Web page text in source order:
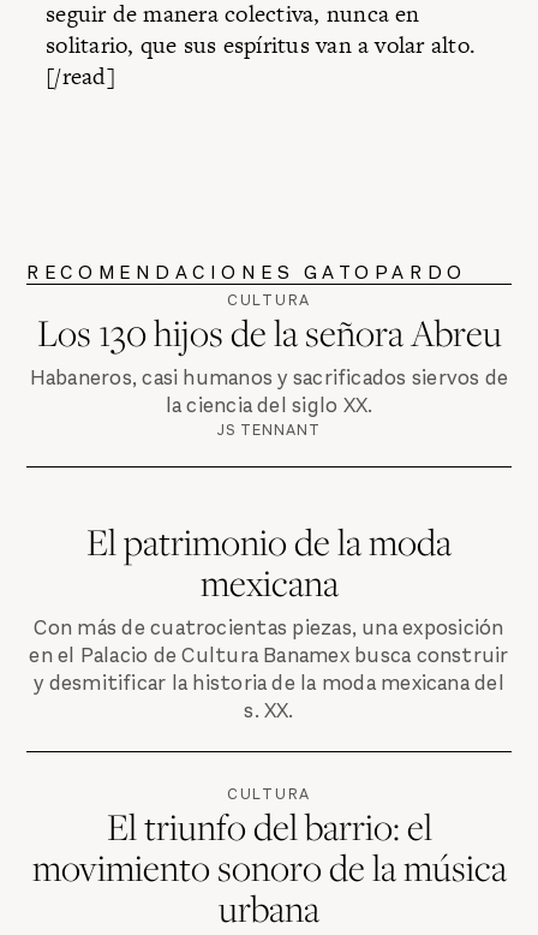
seguir de manera colectiva, nunca en
solitario, que sus espíritus van a volar alto.
[/read]
RECOMENDACIONES GATOPARDO
CULTURA
Los 130 hijos de la señora Abreu
Habaneros, casi humanos y sacrificados siervos de
la ciencia del siglo XX.
JS TENNANT
El patrimonio de la moda
mexicana
Con más de cuatrocientas piezas, una exposición
en el Palacio de Cultura Banamex busca construir
y desmitificar la historia de la moda mexicana del
s. XX.
CULTURA
El triunfo del barrio: el
movimiento sonoro de la música
urbana